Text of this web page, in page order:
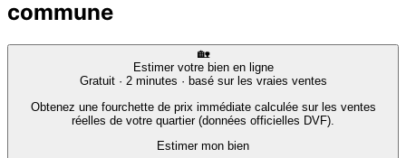
commune
🏡
Estimer votre bien en ligne
Gratuit · 2 minutes · basé sur les vraies ventes
Obtenez une fourchette de prix immédiate calculée sur les ventes
réelles de votre quartier (données officielles DVF).
Estimer mon bien